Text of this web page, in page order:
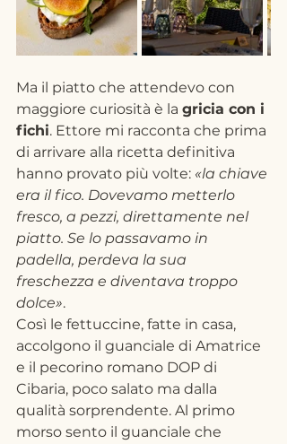
Ma il piatto che attendevo con
maggiore curiosità è la gricia con i
fichi. Ettore mi racconta che prima
di arrivare alla ricetta definitiva
hanno provato più volte: «la chiave
era il fico. Dovevamo metterlo
fresco, a pezzi, direttamente nel
piatto. Se lo passavamo in
padella, perdeva la sua
freschezza e diventava troppo
dolce».
Così le fettuccine, fatte in casa,
accolgono il guanciale di Amatrice
e il pecorino romano DOP di
Cibaria, poco salato ma dalla
qualità sorprendente. Al primo
morso sento il guanciale che